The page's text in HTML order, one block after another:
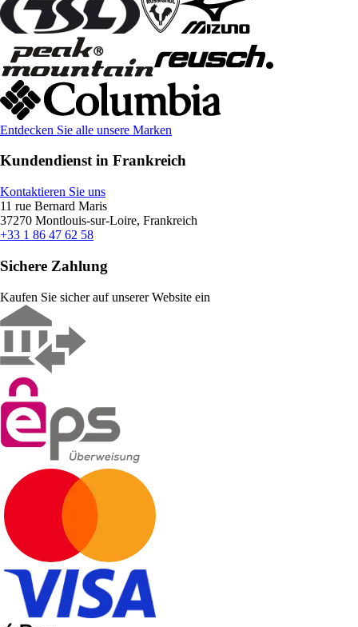
Entdecken Sie alle unsere Marken
Kundendienst in Frankreich
Kontaktieren Sie uns
11 rue Bernard Maris
37270 Montlouis-sur-Loire, Frankreich
+33 1 86 47 62 58
Sichere Zahlung
Kaufen Sie sicher auf unserer Website ein